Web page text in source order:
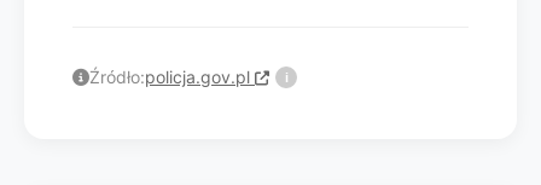
Źródło:policja.gov.pl i